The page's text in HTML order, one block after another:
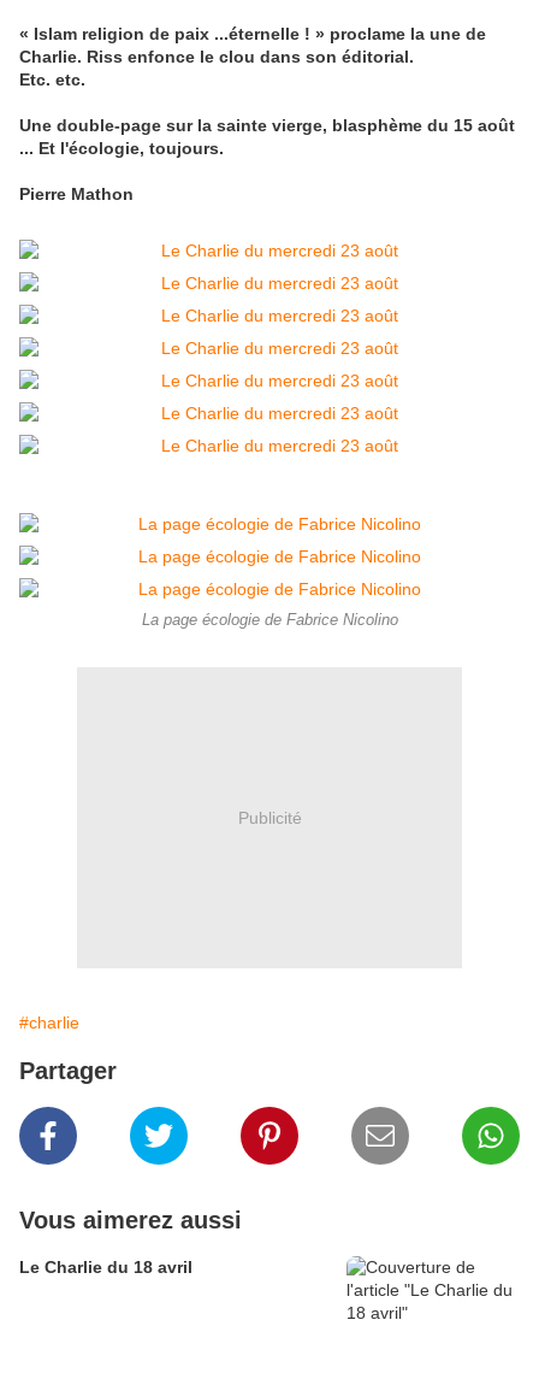
« Islam religion de paix ...éternelle ! » proclame la une de
Charlie. Riss enfonce le clou dans son éditorial.
Etc. etc.
Une double-page sur la sainte vierge, blasphème du 15 août
... Et l'écologie, toujours.
Pierre Mathon
La page écologie de Fabrice Nicolino
Publicité
#charlie
Partager
Vous aimerez aussi
Le Charlie du 18 avril